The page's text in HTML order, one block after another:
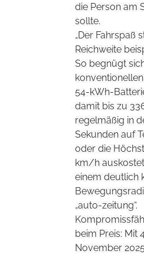
die Person am
sollte.
„Der Fahrspaß
Reichweite
So begnügt
54-kWh-
damit bis zu
regelmäßig in
Sekunden auf
oder die
km/h
einem deutlich
„auto-zeitung“.
beim Preis: Mit
November